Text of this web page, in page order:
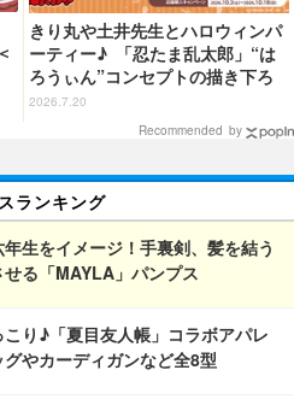
きり丸や土井先生とハロウィンパ
ーティー♪ 「忍たま乱太郎」“は
ろうぃん”コンセプトの描き下ろ
しイラスト使用！全国アニメイト
にてフェア開催
2026.7.20
Recommended by
ランキング
年生をイメージ！手裏剣、髪を結う
る「MAYLA」パンプス
こり♪「夏目友人帳」コラボアパレ
やカーディガンなど全8型